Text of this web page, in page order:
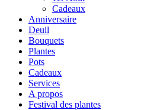
Cadeaux
Anniversaire
Deuil
Bouquets
Plantes
Pots
Cadeaux
Services
A propos
Festival des plantes